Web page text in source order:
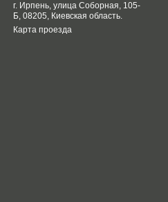
г. Ирпень, улица Соборная, 105-
Б, 08205, Киевская область.
Карта проезда